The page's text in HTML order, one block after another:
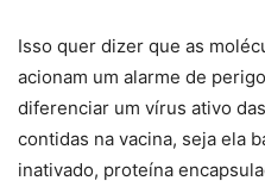
Isso quer dizer que as
acionam um alarme de
diferenciar um vírus ativo
contidas na vacina, seja ela
inativado, proteína